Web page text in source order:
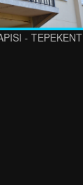
- TEPEKENT